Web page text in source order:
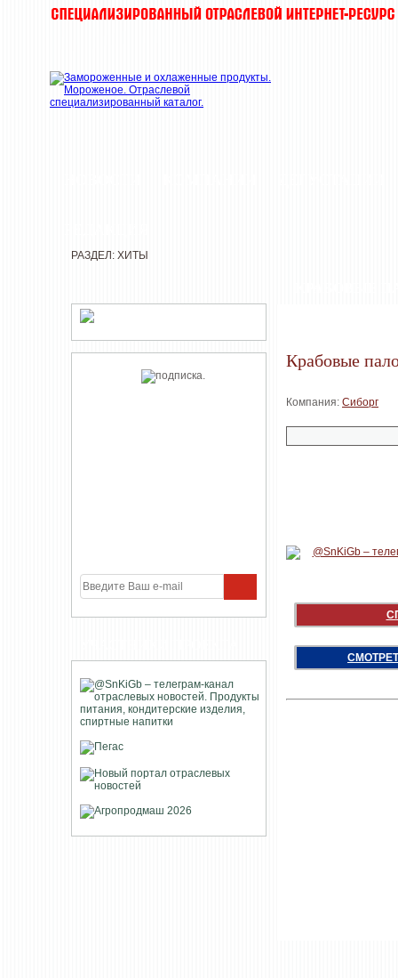
РАЗДЕЛ: ХИТЫ
Крабовые
Компания: Сиборг